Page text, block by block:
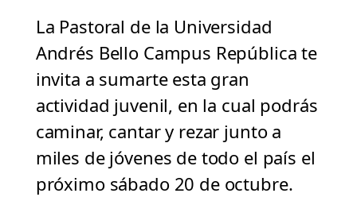
La Pastoral de la Universidad
Andrés Bello Campus República te
invita a sumarte esta gran
actividad juvenil, en la cual podrás
caminar, cantar y rezar junto a
miles de jóvenes de todo el país el
próximo sábado 20 de octubre.